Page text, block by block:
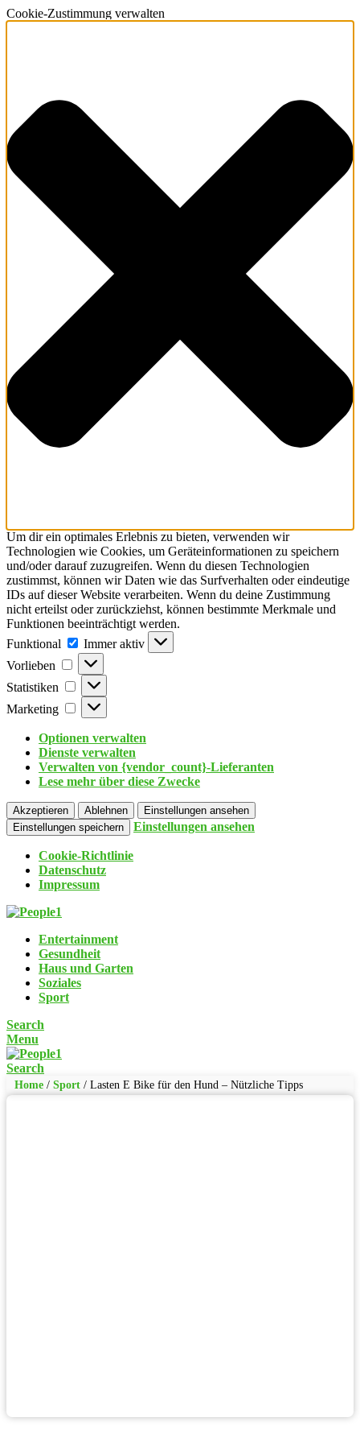
Cookie-Zustimmung verwalten
Um dir ein optimales Erlebnis zu bieten, verwenden wir
Technologien wie Cookies, um Geräteinformationen zu speichern
und/oder darauf zuzugreifen. Wenn du diesen Technologien
zustimmst, können wir Daten wie das Surfverhalten oder eindeutige
IDs auf dieser Website verarbeiten. Wenn du deine Zustimmung
nicht erteilst oder zurückziehst, können bestimmte Merkmale und
Funktionen beeinträchtigt werden.
Funktional
Immer aktiv
Vorlieben
Statistiken
Marketing
Optionen verwalten
Dienste verwalten
Verwalten von {vendor_count}-Lieferanten
Lese mehr über diese Zwecke
Akzeptieren Ablehnen
Einstellungen ansehen
Einstellungen speichern
Einstellungen ansehen
Cookie-Richtlinie
Datenschutz
Impressum
Entertainment
Gesundheit
Haus und Garten
Soziales
Sport
Search
Menu
Search
Home / Sport / Lasten E Bike für den Hund – Nützliche Tipps